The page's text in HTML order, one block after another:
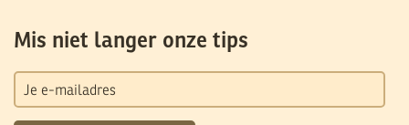
Mis niet langer onze tips